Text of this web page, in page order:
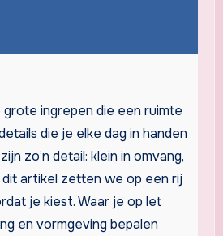
ingrepen die een ruimte
die je elke dag in handen
zo’n detail: klein in omvang,
artikel zetten we op een rij
je kiest. Waar je op let
en vormgeving bepalen